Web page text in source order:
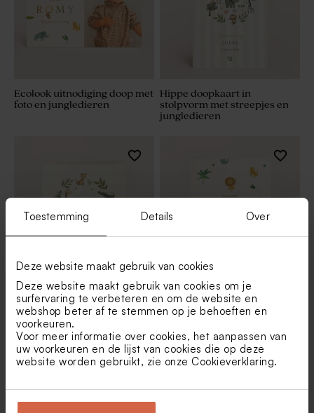
Toestemming Details Over
Deze website maakt gebruik van cookies
Deze website maakt gebruik van cookies om je
surfervaring te verbeteren en om de website en
webshop beter af te stemmen op je behoeften en
voorkeuren.
Voor meer informatie over cookies, het aanpassen van
uw voorkeuren en de lijst van cookies die op deze
website worden gebruikt, zie onze Cookieverklaring.
Ecolook uitnodiging doop met
foto en jungledieren
Hippe doopkaart in
stolpvorm met streepjes en
jungledieren
Doop uitnodiging met krans
van jungledieren
Uitnodiging doop met
getekende jungledieren